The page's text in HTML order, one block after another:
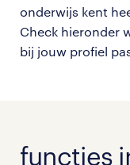
onderwijs kent
Check hieronder
bij jouw profiel
functies